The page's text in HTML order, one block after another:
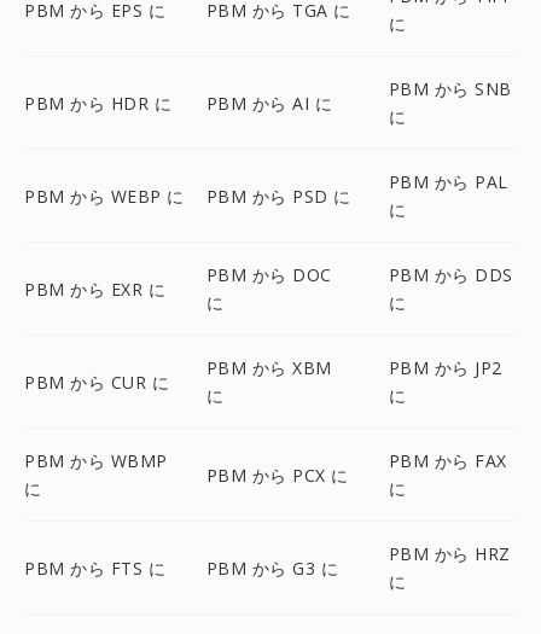
PBM から EPS に PBM から TGA に
に
PBM から HDR に PBM から AI に
PBM から SNB
に
PBM から WEBP に PBM から PSD に
PBM から PAL
に
PBM から EXR に
PBM から DOC
に
PBM から DDS
に
PBM から CUR に
PBM から XBM
に
PBM から JP2
に
PBM から WBMP
に
PBM から PCX に
PBM から FAX
に
PBM から FTS に PBM から G3 に
PBM から HRZ
に